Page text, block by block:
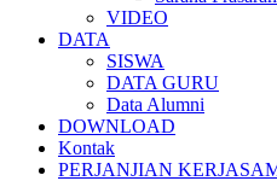
VIDEO
DATA
SISWA
DATA GURU
Data Alumni
DOWNLOAD
Kontak
PERJANJIAN